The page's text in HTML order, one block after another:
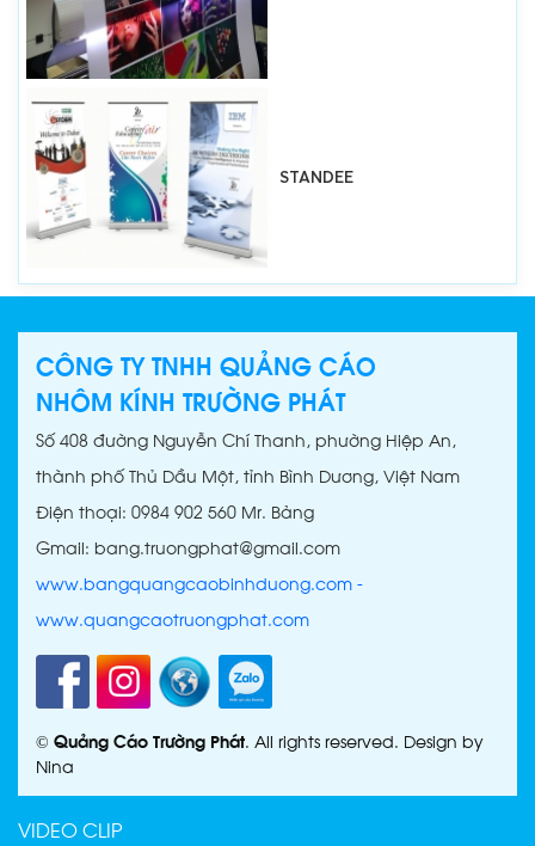
STANDEE
CÔNG TY TNHH QUẢNG CÁO
NHÔM KÍNH TRƯỜNG PHÁT
Số 408 đường Nguyễn Chí Thanh, phường Hiệp An,
thành phố Thủ Dầu Một, tỉnh Bình Dương, Việt Nam
Điện thoại: 0984 902 560 Mr. Bảng
Gmail: bang.truongphat@gmail.com
www.bangquangcaobinhduong.com -
www.quangcaotruongphat.com
© Quảng Cáo Trường Phát. All rights reserved. Design by
Nina
VIDEO CLIP